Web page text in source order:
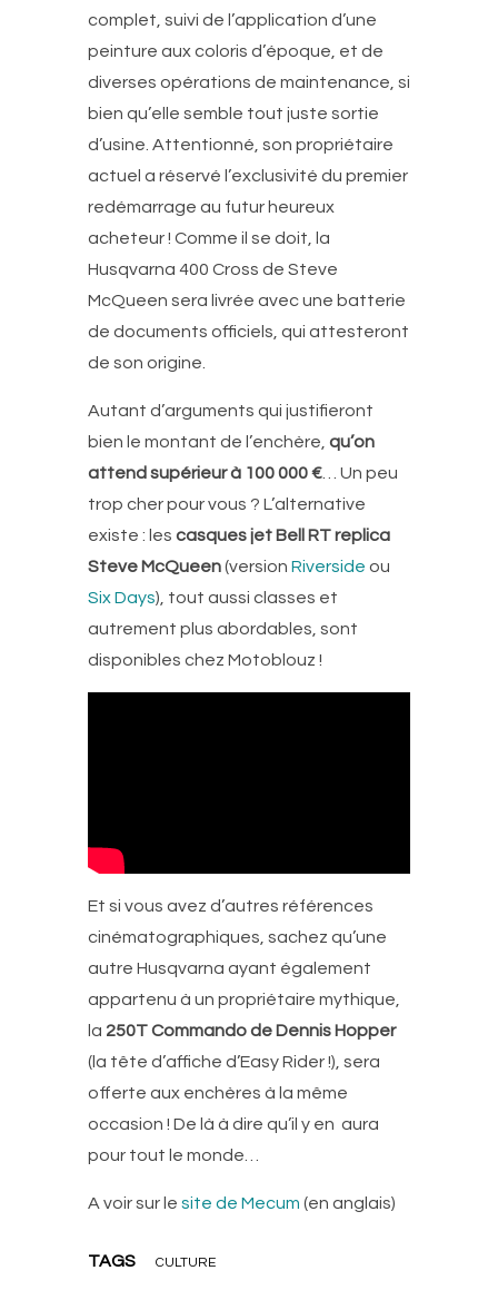
complet, suivi de l’application d’une
peinture aux coloris d’époque, et de
diverses opérations de maintenance, si
bien qu’elle semble tout juste sortie
d’usine. Attentionné, son propriétaire
actuel a réservé l’exclusivité du premier
redémarrage au futur heureux
acheteur ! Comme il se doit, la
Husqvarna 400 Cross de Steve
McQueen sera livrée avec une batterie
de documents officiels, qui attesteront
de son origine.
Autant d’arguments qui justifieront
bien le montant de l’enchère, qu’on
attend supérieur à 100 000 € … Un peu
trop cher pour vous ? L’alternative
existe : les casques jet Bell RT replica
Steve McQueen(version Riverside ou
Six Days), tout aussi classes et
autrement plus abordables, sont
disponibles chez Motoblouz !
Et si vous avez d’autres références
cinématographiques, sachez qu’une
autre Husqvarna ayant également
appartenu à un propriétaire mythique,
la 250T Commando de Dennis Hopper
(la tête d’affiche d’Easy Rider !), sera
offerte aux enchères à la même
occasion ! De là à dire qu’il y en aura
pour tout le monde…
A voir sur le site de Mecum (en anglais)
TAGS CULTURE